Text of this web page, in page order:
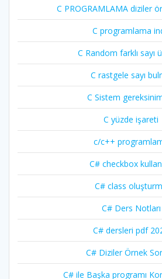
C PROGRAMLAMA diziler
C programlama
C Random farklı sayı
C rastgele sayı
C Sistem
C yüzde işareti
c/c++
C# checkbox
C# class
C# Ders Notları
C# dersleri pdf
C# Diziler Örnek
C# ile Başka programı